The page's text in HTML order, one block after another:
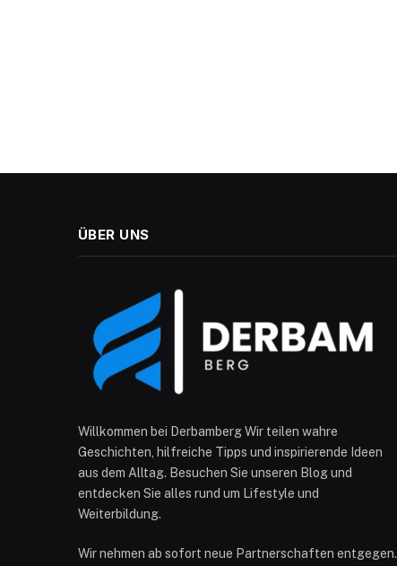
ÜBER UNS
Willkommen bei Derbamberg Wir teilen wahre
Geschichten, hilfreiche Tipps und inspirierende Ideen
aus dem Alltag. Besuchen Sie unseren Blog und
entdecken Sie alles rund um Lifestyle und
Weiterbildung.
Wir nehmen ab sofort neue Partnerschaften entgegen.